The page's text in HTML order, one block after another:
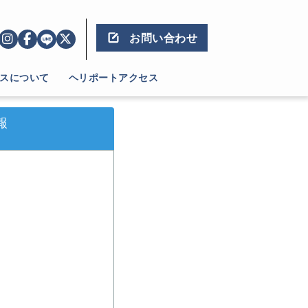
お問い合わせ
について ヘリポートアクセス